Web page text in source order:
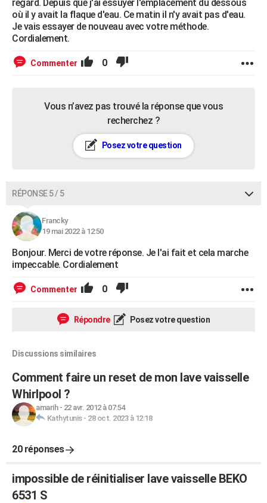
regard. Depuis que j'ai essuyer l'emplacement du dessous
où il y avait la flaque d'eau. Ce matin il n'y avait pas d'eau.
Je vais essayer de nouveau avec votre méthode.
Cordialement.
Commenter 0
Vous n’avez pas trouvé la réponse que vous
recherchez ?
Posez votre question
RÉPONSE 5 / 5
Francky
19 mai 2022 à 12:50
Bonjour. Merci de votre réponse. Je l'ai fait et cela marche
impeccable. Cordialement
Commenter 0
Répondre Posez votre question
Discussions similaires
Comment faire un reset de mon lave vaisselle
Whirlpool ?
amarih- 22 avr. 2012 à 07:54
Kathytunis- 28 oct. 2023 à 12:18
20 réponses
impossible de réinitialiser lave vaisselle BEKO
6531 S